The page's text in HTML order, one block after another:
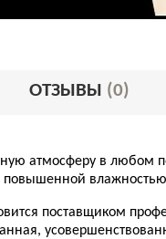
ОТЗЫВЫ (0)
атмосферу в
повышенной
поставщиком